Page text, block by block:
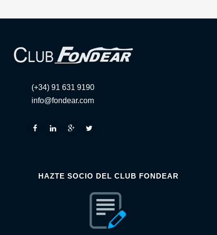
(+34) 91 631 9190
info@fondear.com
HAZTE SOCIO DEL CLUB FONDEAR